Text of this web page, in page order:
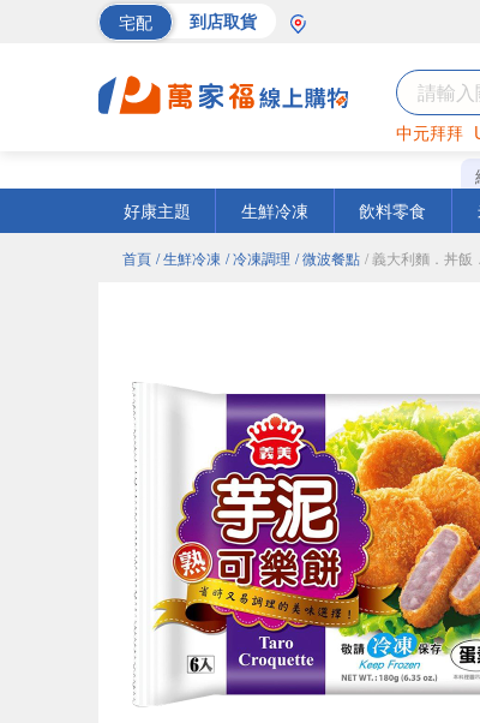
宅配 到店取貨
中元拜拜
好康主題
生鮮冷凍 飲料零食
首頁 / 生鮮冷凍 / 冷凍調理 / 微波餐點 / 義大利麵．丼飯